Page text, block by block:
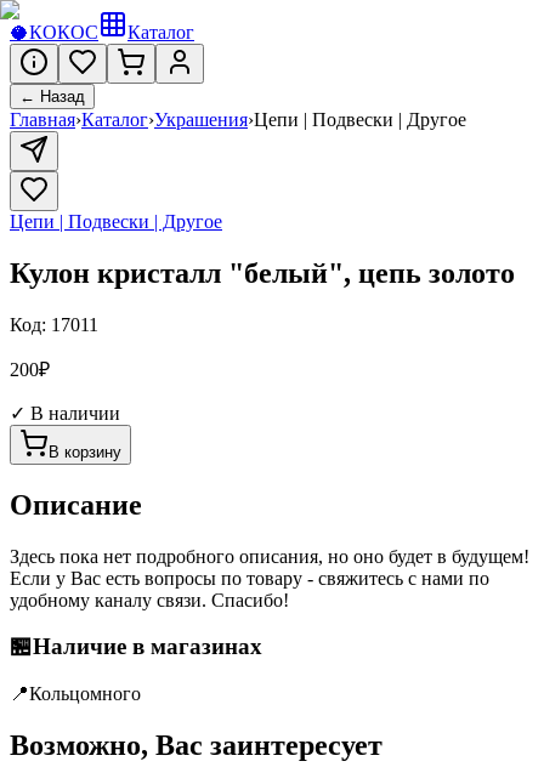
🥥КОКОС Каталог
← Назад
Главная›Каталог›Украшения›Цепи | Подвески | Другое
Цепи | Подвески | Другое
Кулон кристалл "белый", цепь золото
Код: 17011
200₽
✓ В наличии
В корзину
Описание
Здесь пока нет подробного описания, но оно будет в будущем!
Если у Вас есть вопросы по товару - свяжитесь с нами по
удобному каналу связи. Спасибо!
🏪Наличие в магазинах
📍Кольцомного
Возможно, Вас заинтересует